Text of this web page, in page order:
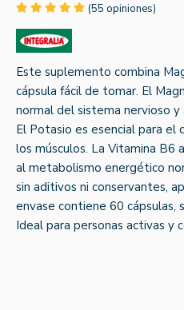
(55 opiniones)
Este suplemento combina
cápsula fácil de tomar. El
normal del sistema nervioso y
El Potasio es esencial para
los músculos. La Vitamina B6
al metabolismo energético
sin aditivos ni conservantes,
envase contiene 60 cápsulas,
Ideal para personas activas y